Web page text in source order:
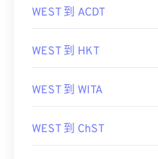
WEST 到 ACDT
WEST 到 HKT
WEST 到 WITA
WEST 到 ChST